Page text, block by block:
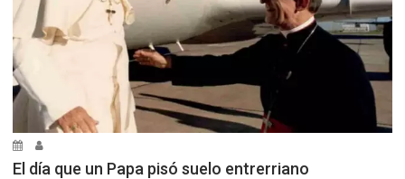
El día que un Papa pisó suelo entrerriano